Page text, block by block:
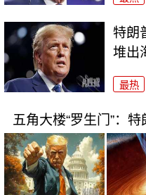
特朗
堆出
最热
五角大楼“罗生门”：